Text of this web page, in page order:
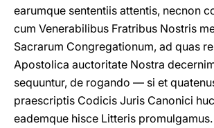
earumque sententiis attentis, necnon
cum Venerabilibus Fratribus Nostris
Sacrarum Congregationum, ad quas
Apostolica auctoritate Nostra
sequuntur, de rogando — si et
praescriptis Codicis Juris Canonici
eademque hisce Litteris promulgamus.